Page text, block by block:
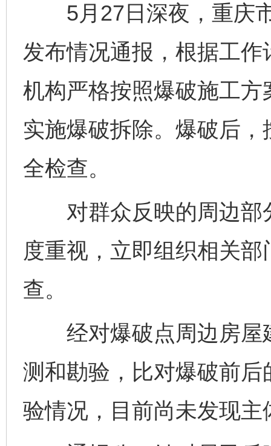
5月27日深夜，重庆市
发布情况通报，根据工
机构严格按照爆破施工
实施爆破拆除。爆破后
全检查。
对群众反映的周边部
度重视，立即组织相关
查。
经对爆破点周边房屋
测和勘验，比对爆破前
验情况，目前尚未发现